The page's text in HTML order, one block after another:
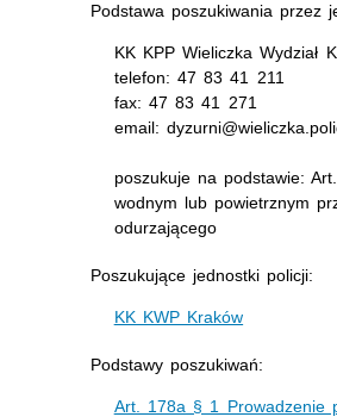
Podstawa poszukiwania przez
KK KPP Wieliczka Wydział
telefon: 47 83 41 211
fax: 47 83 41 271
email:
poszukuje na podstawie:
wodnym lub powietrznym
odurzającego
Poszukujące jednostki policji:
KK KWP Kraków
Podstawy poszukiwań:
Art. 178a § 1 Prowadzenie